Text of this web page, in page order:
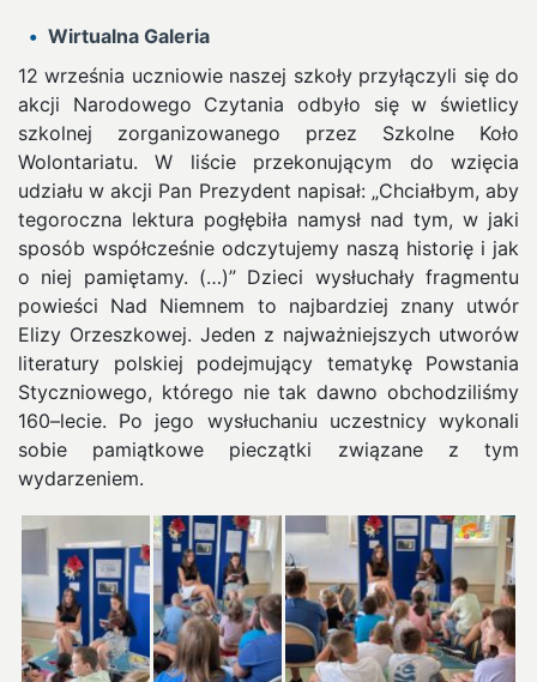
Wirtualna Galeria
12 września uczniowie naszej szkoły przyłączyli się do
akcji Narodowego Czytania odbyło się w świetlicy
szkolnej zorganizowanego przez Szkolne Koło
Wolontariatu. W liście przekonującym do wzięcia
udziału w akcji Pan Prezydent napisał: „Chciałbym, aby
tegoroczna lektura pogłębiła namysł nad tym, w jaki
sposób współcześnie odczytujemy naszą historię i jak
o niej pamiętamy. (…)” Dzieci wysłuchały fragmentu
powieści Nad Niemnem to najbardziej znany utwór
Elizy Orzeszkowej. Jeden z najważniejszych utworów
literatury polskiej podejmujący tematykę Powstania
Styczniowego, którego nie tak dawno obchodziliśmy
160–lecie. Po jego wysłuchaniu uczestnicy wykonali
sobie pamiątkowe pieczątki związane z tym
wydarzeniem.